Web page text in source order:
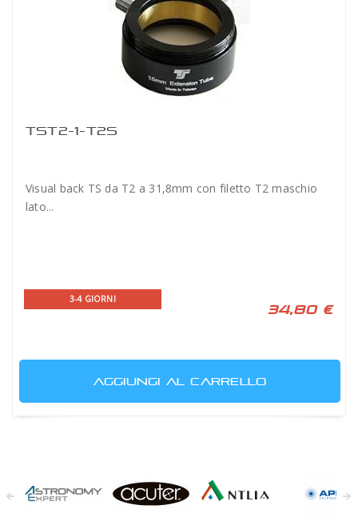
TST2-1-T2S
Visual back TS da T2 a 31,8mm con filetto T2 maschio
lato...
3-4 GIORNI
34,80 €
AGGIUNGI AL CARRELLO